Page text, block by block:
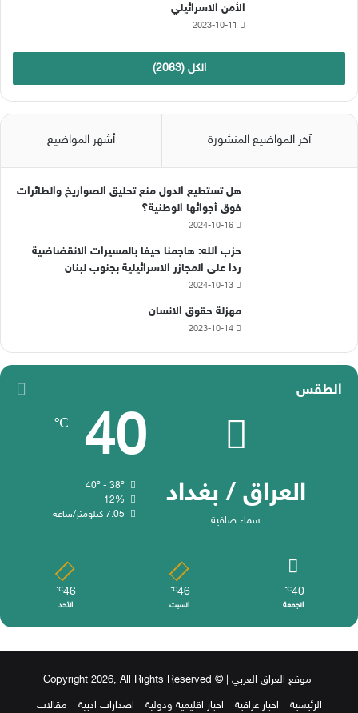
الأمن الاسرائيلي
2023-10-11
الكل (2063)
آخر المواضيع المنشورة أشهر المواضيع
هل تستطيع الدول منع تحليق الصواريخ والطائرات
فوق أجوائها الوطنية؟
2024-10-16
حزب الله: هاجمنا حيفا بالمسيرات الانقضاضية
ردا على المجازر الاسرائيلية بجنوب لبنان
2024-10-13
مهزلة حقوق الانسان
2023-10-14
الطقس
العراق / بغداد
سماء صافية
40
℃
40º - 38º
12%
7.05 كيلومتر/ساعة
40
℃
الجمعة
46
℃
السبت
46
℃
الأحد
موقع العراق العربي | © Copyright 2026, All Rights Reserved
الرئيسية
اخبار عراقية اخبار اقليمية ودولية اصدارات ادبية مقالات